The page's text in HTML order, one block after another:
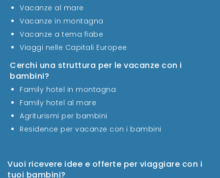
Vuoi ricevere idee e offerte per viaggiare con i
tuoi bambini?
Vacanze al mare
Vacanze in montagna
Vacanze a tema fiabe
Viaggi nelle Capitali Europee
Cerchi una struttura per le vacanze con i
bambini?
Family hotel in montagna
Family hotel al mare
Agriturismi per bambini
Residence per vacanze con i bambini